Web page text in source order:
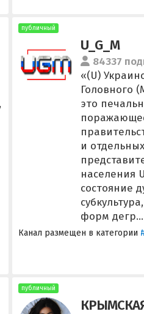
публичный
U_G_M
84337
«(U)
Головного
это
и отдельных
населения
состояние
форм дегр...
Канал размещен в категории
публичный